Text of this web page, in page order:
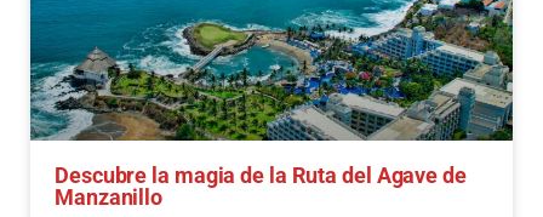
Descubre la magia de la Ruta del Agave de
Manzanillo